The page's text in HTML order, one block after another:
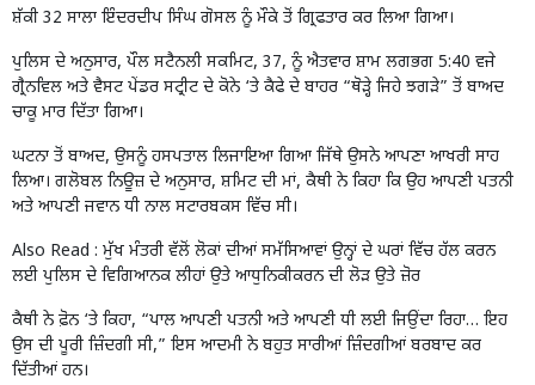
ਸ਼ੱਕੀ 32 ਸਾਲਾ ਇੰਦਰਦੀਪ ਸਿੰਘ ਗੋਸਲ ਨੂੰ ਮੌਕੇ ਤੋਂ ਗ੍ਰਿਫਤਾਰ ਕਰ ਲਿਆ ਗਿਆ।
ਪੁਲਿਸ ਦੇ ਅਨੁਸਾਰ, ਪੌਲ ਸਟੈਨਲੀ ਸਕਮਿਟ, 37, ਨੂੰ ਐਤਵਾਰ ਸ਼ਾਮ ਲਗਭਗ 5:40 ਵਜੇ
ਗ੍ਰੈਨਵਿਲ ਅਤੇ ਵੈਸਟ ਪੇਂਡਰ ਸਟ੍ਰੀਟ ਦੇ ਕੋਨੇ ‘ਤੇ ਕੈਫੇ ਦੇ ਬਾਹਰ “ਥੋੜ੍ਹੇ ਜਿਹੇ ਝਗੜੇ” ਤੋਂ ਬਾਅਦ
ਚਾਕੂ ਮਾਰ ਦਿੱਤਾ ਗਿਆ।
ਘਟਨਾ ਤੋਂ ਬਾਅਦ, ਉਸਨੂੰ ਹਸਪਤਾਲ ਲਿਜਾਇਆ ਗਿਆ ਜਿੱਥੇ ਉਸਨੇ ਆਪਣਾ ਆਖਰੀ ਸਾਹ
ਲਿਆ। ਗਲੋਬਲ ਨਿਊਜ਼ ਦੇ ਅਨੁਸਾਰ, ਸ਼ਮਿਟ ਦੀ ਮਾਂ, ਕੈਥੀ ਨੇ ਕਿਹਾ ਕਿ ਉਹ ਆਪਣੀ ਪਤਨੀ
ਅਤੇ ਆਪਣੀ ਜਵਾਨ ਧੀ ਨਾਲ ਸਟਾਰਬਕਸ ਵਿੱਚ ਸੀ।
Also Read : ਮੁੱਖ ਮੰਤਰੀ ਵੱਲੋਂ ਲੋਕਾਂ ਦੀਆਂ ਸਮੱਸਿਆਵਾਂ ਉਨ੍ਹਾਂ ਦੇ ਘਰਾਂ ਵਿੱਚ ਹੱਲ ਕਰਨ
ਲਈ ਪੁਲਿਸ ਦੇ ਵਿਗਿਆਨਕ ਲੀਹਾਂ ਉਤੇ ਆਧੁਨਿਕੀਕਰਨ ਦੀ ਲੋੜ ਉਤੇ ਜ਼ੋਰ
ਕੈਥੀ ਨੇ ਫ਼ੋਨ ‘ਤੇ ਕਿਹਾ, “ਪਾਲ ਆਪਣੀ ਪਤਨੀ ਅਤੇ ਆਪਣੀ ਧੀ ਲਈ ਜਿਉਂਦਾ ਰਿਹਾ… ਇਹ
ਉਸ ਦੀ ਪੂਰੀ ਜ਼ਿੰਦਗੀ ਸੀ,” ਇਸ ਆਦਮੀ ਨੇ ਬਹੁਤ ਸਾਰੀਆਂ ਜ਼ਿੰਦਗੀਆਂ ਬਰਬਾਦ ਕਰ
ਦਿੱਤੀਆਂ ਹਨ।